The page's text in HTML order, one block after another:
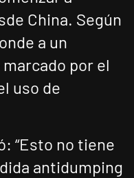
China. Según
a un
por el
uso de
“Esto no tiene
antidumping